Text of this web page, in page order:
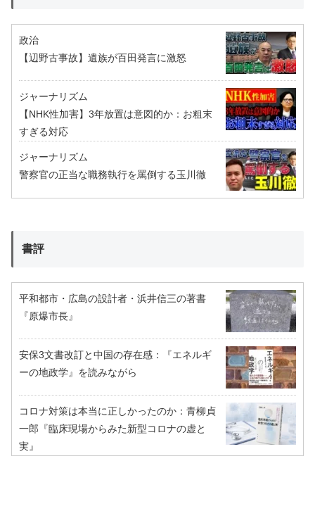
政治
【辺野古事故】遺族が百田発言に激怒
ジャーナリズム
【NHK性加害】3年放置は意図的か：お粗末
すぎる対応
ジャーナリズム
警察官の正当な職務執行を罵倒する玉川徹
書評
平和都市・広島の設計者・浜井信三の著書
『原爆市長』
安保3文書改訂と中国の存在感：『エネルギ
ーの地政学』を読みながら
コロナ対策は本当に正しかったのか：青柳貞
一郎『臨床現場からみた新型コロナの虚と
実』